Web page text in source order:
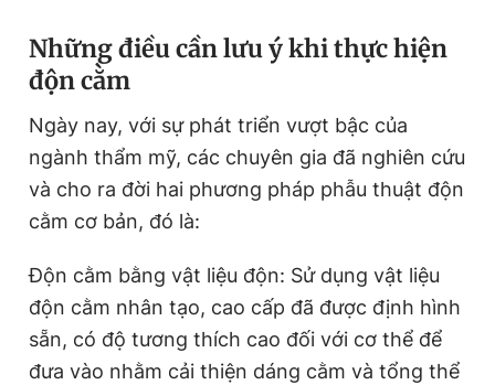
Những điều cần lưu ý khi thực hiện
độn cằm
Ngày nay, với sự phát triển vượt bậc của
ngành thẩm mỹ, các chuyên gia đã nghiên cứu
và cho ra đời hai phương pháp phẫu thuật độn
cằm cơ bản, đó là:
Độn cằm bằng vật liệu độn: Sử dụng vật liệu
độn cằm nhân tạo, cao cấp đã được định hình
sẵn, có độ tương thích cao đối với cơ thể để
đưa vào nhằm cải thiện dáng cằm và tổng thể